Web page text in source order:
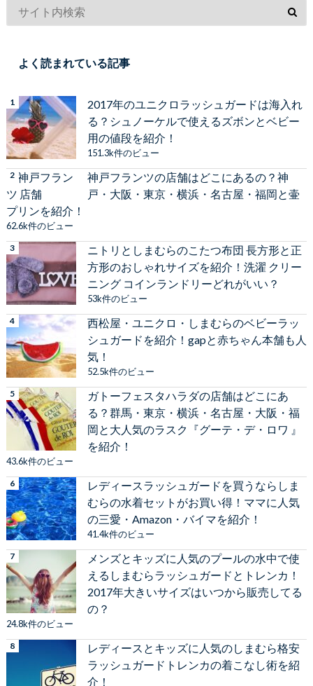
よく読まれている記事
2017年のユニクロラッシュガードは海入れ
る？シュノーケルで使えるズボンとベビー
用の値段を紹介！
151.3k件のビュー
神戸フランツの店舗はどこにあるの？神
戸・大阪・東京・横浜・名古屋・福岡と壷
プリンを紹介！
62.6k件のビュー
ニトリとしまむらのこたつ布団 長方形と正
方形のおしゃれサイズを紹介！洗濯 クリー
ニング コインランドリーどれがいい？
53k件のビュー
西松屋・ユニクロ・しまむらのベビーラッ
シュガードを紹介！gapと赤ちゃん本舗も人
気！
52.5k件のビュー
ガトーフェスタハラダの店舗はどこにあ
る？群馬・東京・横浜・名古屋・大阪・福
岡と大人気のラスク『グーテ・デ・ロワ 』
を紹介！
43.6k件のビュー
レディースラッシュガードを買うならしま
むらの水着セットがお買い得！ママに人気
の三愛・Amazon・バイマを紹介！
41.4k件のビュー
メンズとキッズに人気のプールの水中で使
えるしまむらラッシュガードとトレンカ！
2017年大きいサイズはいつから販売してる
の？
24.8k件のビュー
レディースとキッズに人気のしまむら格安
ラッシュガードトレンカの着こなし術を紹
介！